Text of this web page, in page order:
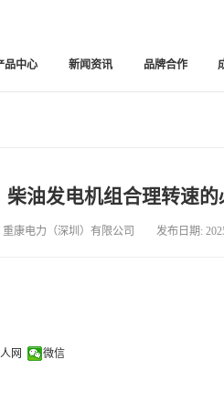
品中心 新闻资讯 品牌合作
柴油发电机组合理转速的
重康电力（深圳）有限公司 发布日期:
网 微信